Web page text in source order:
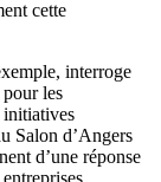
cette
interroge
les
initiatives
Salon d’Angers
d’une réponse